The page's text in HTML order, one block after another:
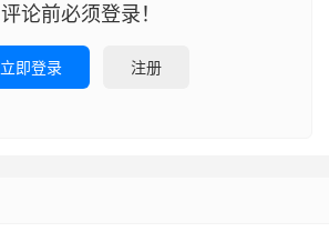
评论前必须登录！
立即登录 注册